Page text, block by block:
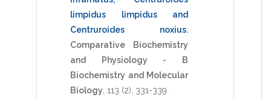
limpidus limpidus and
Centruroides noxius.
Comparative Biochemistry
and Physiology - B
Biochemistry and Molecular
Biology 113 (2), 331-339